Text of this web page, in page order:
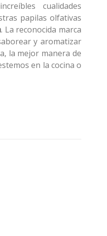
cualidades
papilas olfativas
. La reconocida marca
y aromatizar
la mejor manera de
en la cocina o